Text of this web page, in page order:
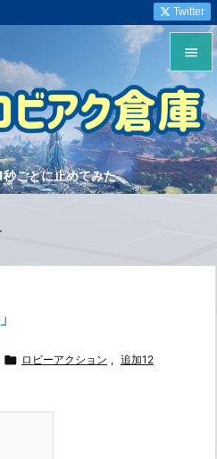
ごとに止めてみた


メニュ

サイド


Twitter
 ロビーアクション , 追加12